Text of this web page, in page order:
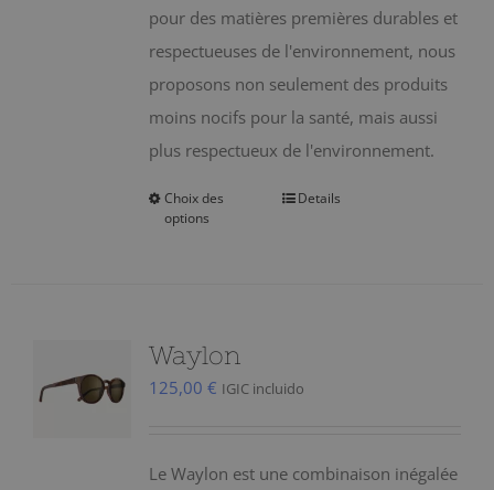
du
produit
pour des matières premières durables et
respectueuses de l'environnement, nous
proposons non seulement des produits
moins nocifs pour la santé, mais aussi
plus respectueux de l'environnement.
Choix des
options
Ce
être
Details
Waylon
125,00 € IGIC incluido
Le Waylon est une combinaison inégalée